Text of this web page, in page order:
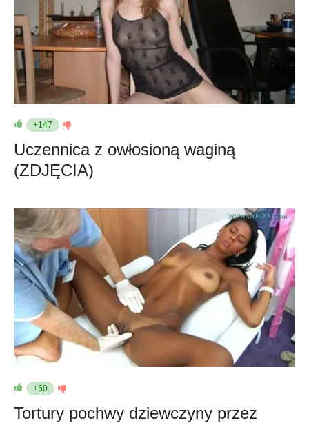
+147
Uczennica z owłosioną waginą
(ZDJĘCIA)
+50
Tortury pochwy dziewczyny przez